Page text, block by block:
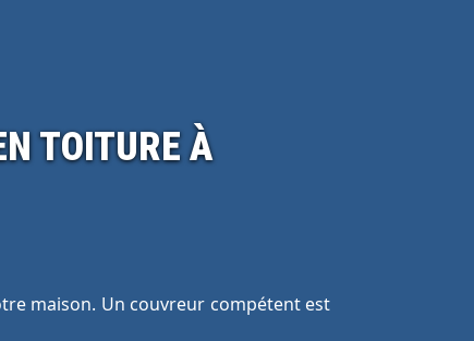
TOITURE À
maison. Un couvreur compétent est